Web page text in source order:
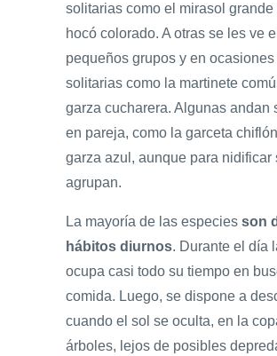
solitarias como el mirasol grande
hocó colorado. A otras se les ve
pequeños grupos y en ocasiones
solitarias como la martinete
garza cucharera. Algunas andan
en pareja, como la garceta
garza azul, aunque para nidificar
agrupan.
La mayoría de las especies son
hábitos diurnos. Durante el día
ocupa casi todo su tiempo en
comida. Luego, se dispone a
cuando el sol se oculta, en la
árboles, lejos de posibles